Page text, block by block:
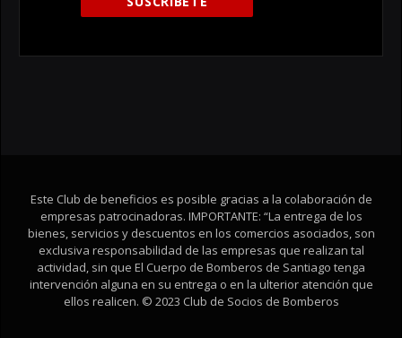
Este Club de beneficios es posible gracias a la colaboración de
empresas patrocinadoras. IMPORTANTE: “La entrega de los
bienes, servicios y descuentos en los comercios asociados, son
exclusiva responsabilidad de las empresas que realizan tal
actividad, sin que El Cuerpo de Bomberos de Santiago tenga
intervención alguna en su entrega o en la ulterior atención que
ellos realicen. © 2023 Club de Socios de Bomberos